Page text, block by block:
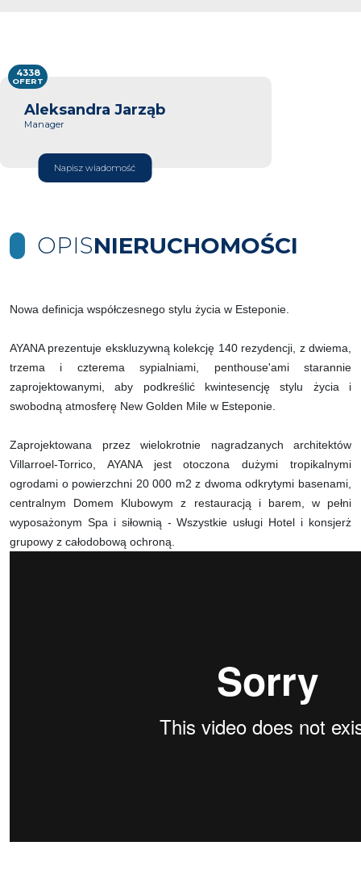
Aleksandra Jarząb
Manager
Napisz wiadomość
4338
OFERT
OPISNIERUCHOMOŚCI
Nowa definicja współczesnego stylu życia w Esteponie.
AYANA prezentuje ekskluzywną kolekcję 140 rezydencji, z dwiema,
trzema i czterema sypialniami, penthouse'ami starannie
zaprojektowanymi, aby podkreślić kwintesencję stylu życia i
swobodną atmosferę New Golden Mile w Esteponie.
Zaprojektowana przez wielokrotnie nagradzanych architektów
Villarroel-Torrico, AYANA jest otoczona dużymi tropikalnymi
ogrodami o powierzchni 20 000 m2 z dwoma odkrytymi basenami,
centralnym Domem Klubowym z restauracją i barem, w pełni
wyposażonym Spa i siłownią - Wszystkie usługi Hotel i konsjerż
grupowy z całodobową ochroną.